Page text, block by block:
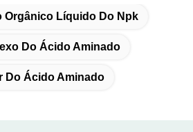
Orgânico Líquido Do Npk
Do Ácido Aminado
Do Ácido Aminado